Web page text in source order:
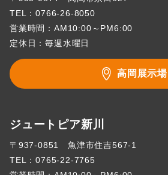
TEL：0766-26-8050
営業時間：AM10:00～PM6:00
定休日：毎週水曜日
高岡展示場
ジュートピア新川
〒937-0851 魚津市住吉567-1
TEL：0765-22-7765